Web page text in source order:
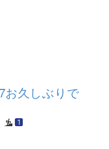
お久しぶりで
1